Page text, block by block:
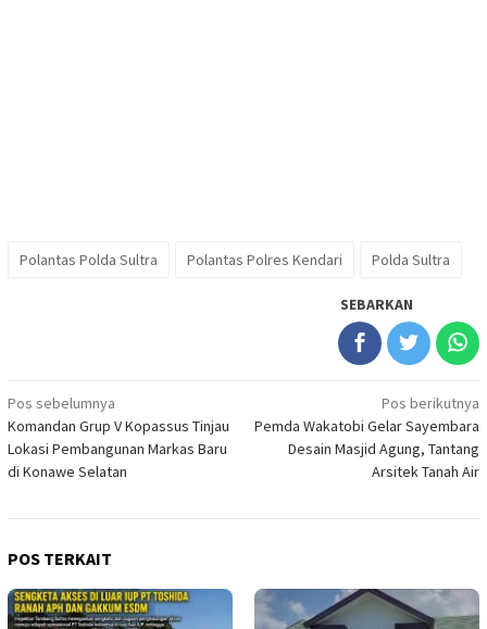
Polantas Polda Sultra Polantas Polres Kendari Polda Sultra
SEBARKAN
Navigasi
pos
Pos sebelumnya
Komandan Grup V Kopassus Tinjau
Lokasi Pembangunan Markas Baru
di Konawe Selatan
Pos berikutnya
Pemda Wakatobi Gelar Sayembara
Desain Masjid Agung, Tantang
Arsitek Tanah Air
POS TERKAIT